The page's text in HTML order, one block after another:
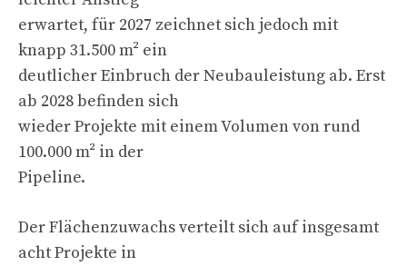
erwartet, für 2027 zeichnet sich jedoch mit
knapp 31.500 m² ein
deutlicher Einbruch der Neubauleistung ab. Erst
ab 2028 befinden sich
wieder Projekte mit einem Volumen von rund
100.000 m² in der
Pipeline.
Der Flächenzuwachs verteilt sich auf insgesamt
acht Projekte in